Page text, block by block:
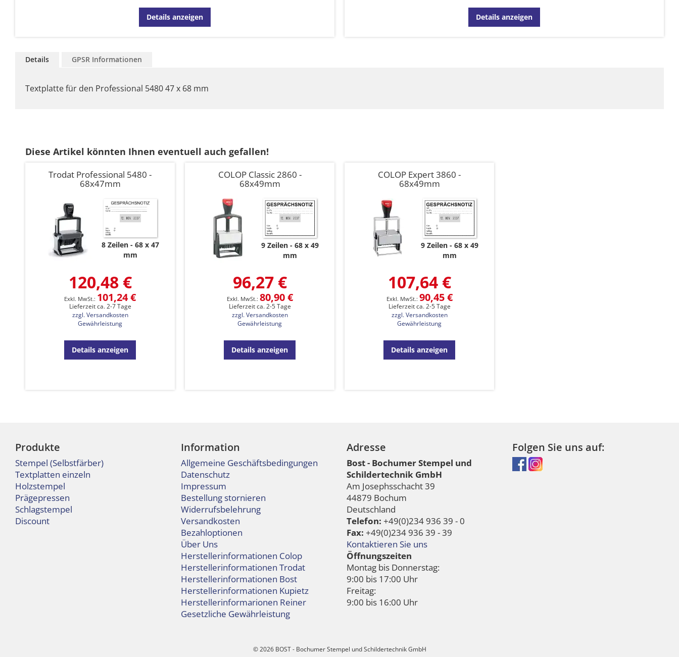
Details anzeigen Details anzeigen
Details
Textplatte für den Professional 5480 47 x 68 mm
GPSR Informationen
Diese Artikel könnten Ihnen eventuell auch gefallen!
Trodat Professional 5480 -
68x47mm
8 Zeilen
68 x 47
mm
120,48 €
101,24 €
Lieferzeit ca. 2-7 Tage
zzgl. Versandkosten
Gewährleistung
Details anzeigen
COLOP Classic 2860 -
68x49mm
9 Zeilen
68 x 49
mm
96,27 €
80,90 €
Lieferzeit ca. 2-5 Tage
zzgl. Versandkosten
Gewährleistung
Details anzeigen
COLOP Expert 3860 -
68x49mm
9 Zeilen
68 x 49
mm
107,64 €
90,45 €
Lieferzeit ca. 2-5 Tage
zzgl. Versandkosten
Gewährleistung
Details anzeigen
Produkte
Stempel (Selbstfärber)
Textplatten einzeln
Holzstempel
Prägepressen
Schlagstempel
Discount
Information
Allgemeine Geschäftsbedingungen
Datenschutz
Impressum
Bestellung stornieren
Widerrufsbelehrung
Versandkosten
Bezahloptionen
Über Uns
Herstellerinformationen Colop
Herstellerinformationen Trodat
Herstellerinformationen Bost
Herstellerinformationen Kupietz
Herstellerinformarionen Reiner
Gesetzliche Gewährleistung
Adresse
Bost - Bochumer Stempel und
Schildertechnik GmbH
Am Josephsschacht 39
44879 Bochum
Deutschland
Telefon: +49(0)234 936 39 - 0
Fax: +49(0)234 936 39 - 39
Kontaktieren Sie uns
Öffnungszeiten
Montag bis Donnerstag:
9:00 bis 17:00 Uhr
Freitag:
9:00 bis 16:00 Uhr
Folgen Sie uns auf:
© 2026 BOST - Bochumer Stempel und Schildertechnik GmbH